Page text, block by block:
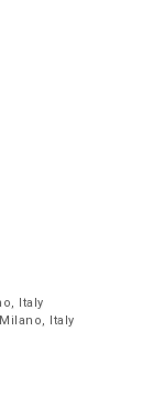
,
Italy
Milano,
Italy